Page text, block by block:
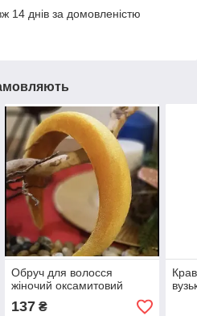
14 днів за домовленістю
Обруч для волосся
жіночий оксамитовий
137₴